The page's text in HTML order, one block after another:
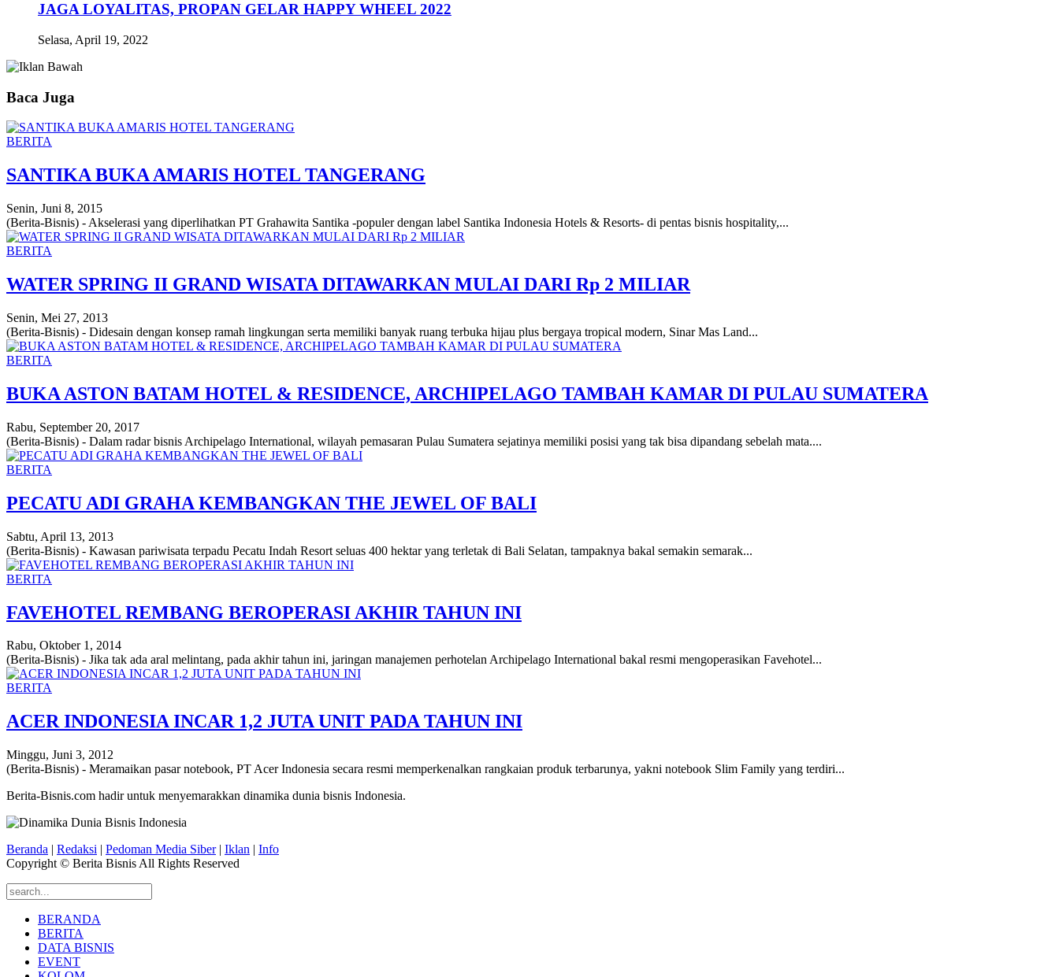
JAGA LOYALITAS, PROPAN GELAR HAPPY WHEEL 2022
Selasa, April 19, 2022
Baca Juga
BERITA
SANTIKA BUKA AMARIS HOTEL TANGERANG
Senin, Juni 8, 2015
(Berita-Bisnis) - Akselerasi yang diperlihatkan PT Grahawita Santika -populer dengan label Santika Indonesia Hotels & Resorts- di pentas bisnis hospitality,...
BERITA
WATER SPRING II GRAND WISATA DITAWARKAN MULAI DARI Rp 2 MILIAR
Senin, Mei 27, 2013
(Berita-Bisnis) - Didesain dengan konsep ramah lingkungan serta memiliki banyak ruang terbuka hijau plus bergaya tropical modern, Sinar Mas Land...
BERITA
BUKA ASTON BATAM HOTEL & RESIDENCE, ARCHIPELAGO TAMBAH KAMAR DI PULAU SUMATERA
Rabu, September 20, 2017
(Berita-Bisnis) - Dalam radar bisnis Archipelago International, wilayah pemasaran Pulau Sumatera sejatinya memiliki posisi yang tak bisa dipandang sebelah mata....
BERITA
PECATU ADI GRAHA KEMBANGKAN THE JEWEL OF BALI
Sabtu, April 13, 2013
(Berita-Bisnis) - Kawasan pariwisata terpadu Pecatu Indah Resort seluas 400 hektar yang terletak di Bali Selatan, tampaknya bakal semakin semarak...
BERITA
FAVEHOTEL REMBANG BEROPERASI AKHIR TAHUN INI
Rabu, Oktober 1, 2014
(Berita-Bisnis) - Jika tak ada aral melintang, pada akhir tahun ini, jaringan manajemen perhotelan Archipelago International bakal resmi mengoperasikan Favehotel...
BERITA
ACER INDONESIA INCAR 1,2 JUTA UNIT PADA TAHUN INI
Minggu, Juni 3, 2012
(Berita-Bisnis) - Meramaikan pasar notebook, PT Acer Indonesia secara resmi memperkenalkan rangkaian produk terbarunya, yakni notebook Slim Family yang terdiri...
Berita-Bisnis.com hadir untuk menyemarakkan dinamika dunia bisnis Indonesia.
Beranda | Redaksi | Pedoman Media Siber| Iklan | Info
Copyright © Berita Bisnis All Rights Reserved
BERANDA
BERITA
DATA BISNIS
EVENT